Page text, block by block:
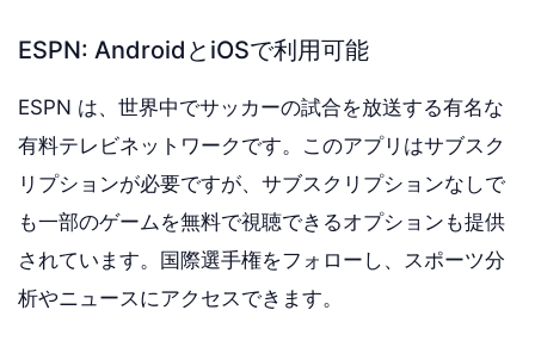
ESPN: AndroidとiOSで利用可能
ESPN は、世界中でサッカーの試合を放送する有名な
有料テレビネットワークです。このアプリはサブスク
リプションが必要ですが、サブスクリプションなしで
も一部のゲームを無料で視聴できるオプションも提供
されています。国際選手権をフォローし、スポーツ分
析やニュースにアクセスできます。